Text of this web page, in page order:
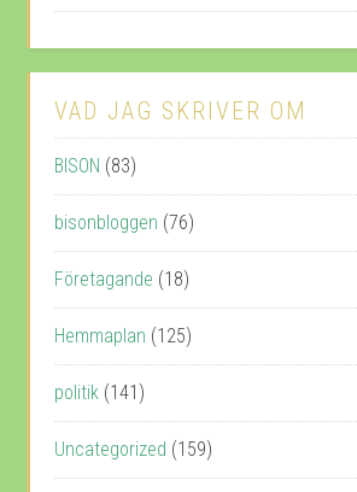
VAD JAG SKRIVER OM
BISON (83)
bisonbloggen (76)
Företagande (18)
Hemmaplan (125)
politik (141)
Uncategorized (159)